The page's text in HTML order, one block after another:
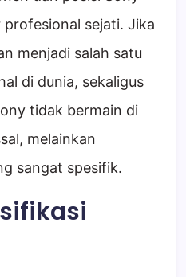
sejati. Jika
menjadi salah satu
di dunia, sekaligus
tidak bermain di
melainkan
sangat spesifik.